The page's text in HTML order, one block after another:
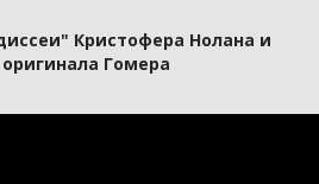
Кристофера Нолана и
Гомера